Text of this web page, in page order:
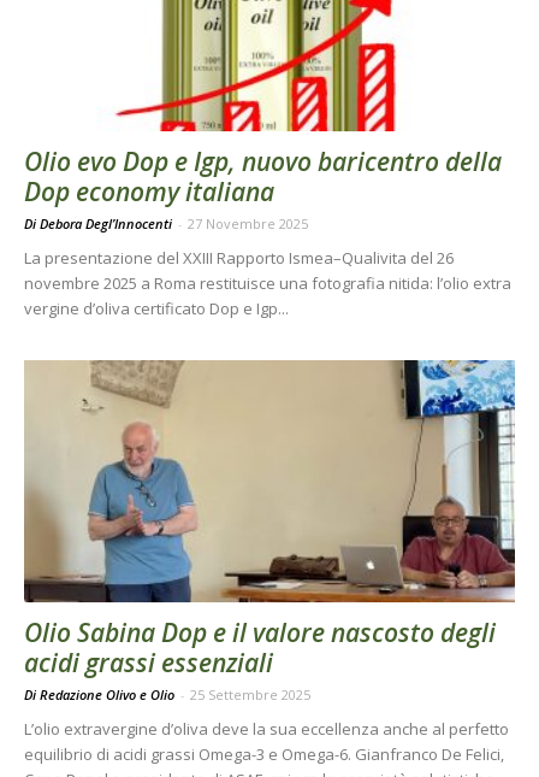
Olio evo Dop e Igp, nuovo baricentro della
Dop economy italiana
Di Debora Degl’Innocenti - 27 Novembre 2025
La presentazione del XXIII Rapporto Ismea–Qualivita del 26
novembre 2025 a Roma restituisce una fotografia nitida: l’olio extra
vergine d’oliva certificato Dop e Igp...
Olio Sabina Dop e il valore nascosto degli
acidi grassi essenziali
Di Redazione Olivo e Olio - 25 Settembre 2025
L’olio extravergine d’oliva deve la sua eccellenza anche al perfetto
equilibrio di acidi grassi Omega-3 e Omega-6. Gianfranco De Felici,